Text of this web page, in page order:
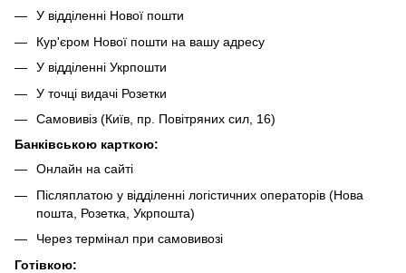
У відділенні Нової пошти
Кур'єром Нової пошти на вашу адресу
У відділенні Укрпошти
У точці видачі Розетки
Самовивіз (Київ, пр. Повітряних сил, 16)
Банківською карткою:
Онлайн на сайті
Післяплатою у відділенні логістичних операторів (Нова
пошта, Розетка, Укрпошта)
Через термінал при самовивозі
Готівкою: